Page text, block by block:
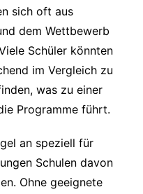
sich oft aus
dem Wettbewerb
Schüler könnten
im Vergleich zu
was zu einer
Programme führt.
an speziell für
Schulen davon
Ohne geeignete